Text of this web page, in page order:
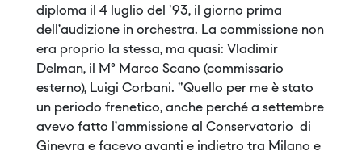
diploma il 4 luglio del '93, il giorno prima
dell’audizione in orchestra. La commissione non
era proprio la stessa, ma quasi: Vladimir
Delman, il M° Marco Scano (commissario
esterno), Luigi Corbani. "Quello per me è stato
un periodo frenetico, anche perché a settembre
avevo fatto l’ammissione al Conservatorio di
Ginevra e facevo avanti e indietro tra Milano e